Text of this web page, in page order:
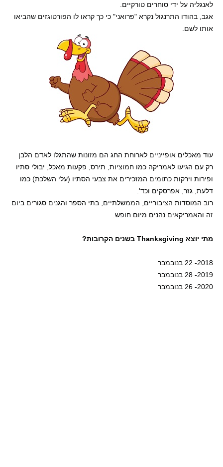
לאנגליה על ידי סוחרים טורקיים.
אגב, בהודו התרנגול נקרא "פרואני" כי כך קראו לו הפורטוגזים שהביאו
אותו לשם.
עוד מאכלים אופייניים לארוחת החג הם מזונות שהתגלו לאדם הלבן
רק עם הגיעו לאמריקה כמו חמוציות, תירס, פקעות מאכל, יבולי סתיו
ופירות וירקות כתומים המזכירים את צבעי הסתיו (עלי השלכת) כמו
דלעת, גזר, אפרסקים וכד'.
רוב המוסדות הציבוריים, הממשלתיים, בתי הספר והגנים סגורים ביום
זה והאמריקאים נהנים מיום חופש.
מתי יוצא Thanksgiving בשנים הקרובות?
2018- 22 בנובמבר
2019- 28 בנובמבר
2020- 26 בנובמבר